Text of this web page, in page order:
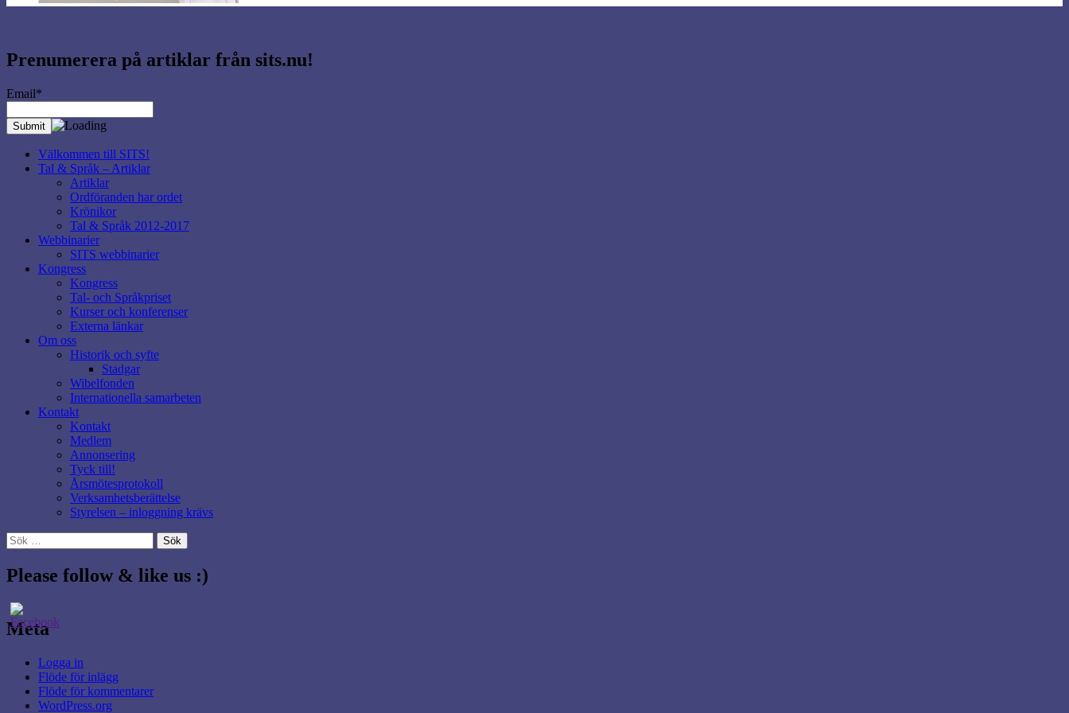
Prenumerera på artiklar från sits.nu!
Email*
Välkommen till SITS!
Tal & Språk – Artiklar
Artiklar
Ordföranden har ordet
Krönikor
Tal & Språk 2012-2017
Webbinarier
SITS webbinarier
Kongress
Kongress
Tal- och Språkpriset
Kurser och konferenser
Externa länkar
Om oss
Historik och syfte
Stadgar
Wibelfonden
Internationella samarbeten
Kontakt
Kontakt
Medlem
Annonsering
Tyck till!
Årsmötesprotokoll
Verksamhetsberättelse
Styrelsen – inloggning krävs
Sök
efter:
Please follow & like us :)
Meta
Logga in
Flöde för inlägg
Flöde för kommentarer
WordPress.org